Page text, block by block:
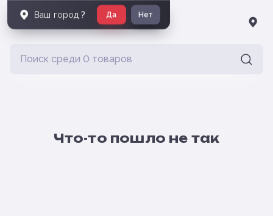
Что-то пошло не так
Ваш город ? Да Нет